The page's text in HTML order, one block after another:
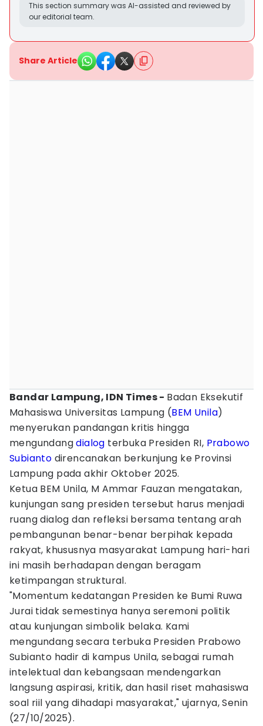
This section summary was AI-assisted and reviewed by
our editorial team.
Share Article
Bandar Lampung, IDN Times - Badan Eksekutif
Mahasiswa Universitas Lampung (BEM Unila)
menyerukan pandangan kritis hingga
mengundangdialog terbuka Presiden RI, Prabowo
Subianto direncanakan berkunjung ke Provinsi
Lampung pada akhir Oktober 2025.
Ketua BEM Unila, M Ammar Fauzan mengatakan,
kunjungan sang presiden tersebut harus menjadi
ruang dialog dan refleksi bersama tentang arah
pembangunan benar-benar berpihak kepada
rakyat, khususnya masyarakat Lampung hari-hari
ini masih berhadapan dengan beragam
ketimpangan struktural.
"Momentum kedatangan Presiden ke Bumi Ruwa
Jurai tidak semestinya hanya seremoni politik
atau kunjungan simbolik belaka. Kami
mengundang secara terbuka Presiden Prabowo
Subianto hadir di kampus Unila, sebagai rumah
intelektual dan kebangsaan mendengarkan
langsung aspirasi, kritik, dan hasil riset mahasiswa
soal riil yang dihadapi masyarakat," ujarnya, Senin
(27/10/2025).